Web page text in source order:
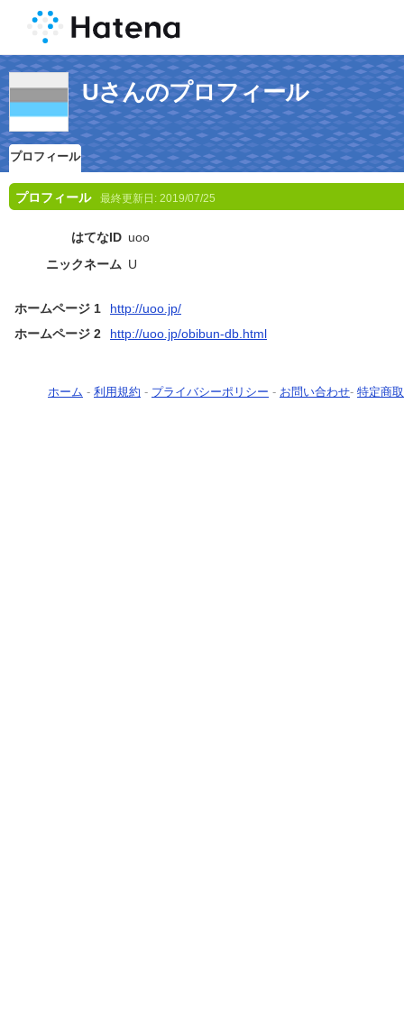
Uさんのプロフィール
プロフィール
プロフィール 最終更新日: 2019/07/25
はてなID uoo
ニックネーム U
ホームページ 1
http://uoo.jp/
ホームページ 2
http://uoo.jp/obibun-db.html
ホーム - 利用規約 - プライバシーポリシー - お問い合わせ- 特定商